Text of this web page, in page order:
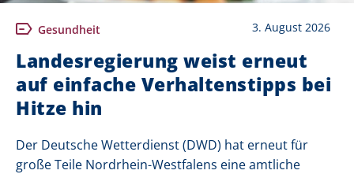
Gesundheit 3. August 2026
Landesregierung weist erneut
auf einfache Verhaltenstipps bei
Hitze hin
Der Deutsche Wetterdienst (DWD) hat erneut für
große Teile Nordrhein-Westfalens eine amtliche